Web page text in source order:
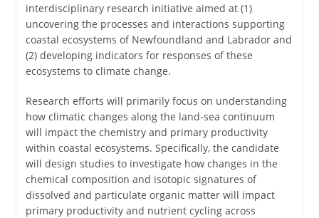
interdisciplinary research initiative aimed at (1)
uncovering the processes and interactions supporting
coastal ecosystems of Newfoundland and Labrador and
(2) developing indicators for responses of these
ecosystems to climate change.
Research efforts will primarily focus on understanding
how climatic changes along the land-sea continuum
will impact the chemistry and primary productivity
within coastal ecosystems. Specifically, the candidate
will design studies to investigate how changes in the
chemical composition and isotopic signatures of
dissolved and particulate organic matter will impact
primary productivity and nutrient cycling across